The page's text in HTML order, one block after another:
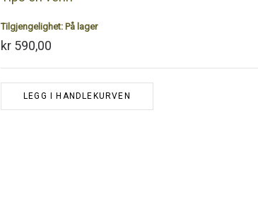
Tilgjengelighet: På lager
kr 590,00
LEGG I HANDLEKURVEN